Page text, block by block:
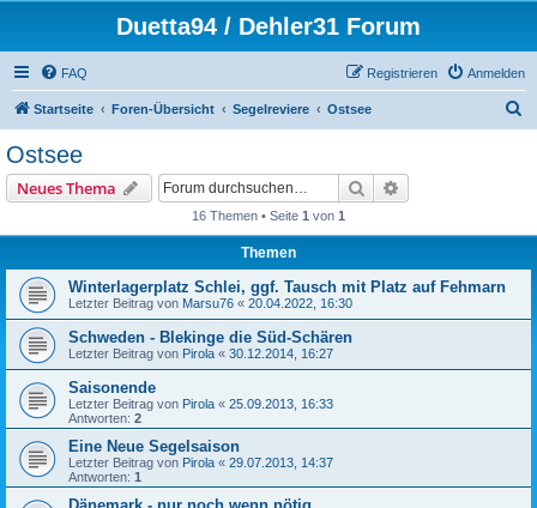
Duetta94 / Dehler31 Forum
FAQ Anmelden
Registrieren
Startseite Foren-Übersicht Segelreviere Ostsee
Ostsee
Neues Thema Suche
16 Themen • Seite 1 von 1
Themen
Winterlagerplatz Schlei, ggf. Tausch mit Platz auf Fehmarn
Letzter Beitrag von Marsu76 « 20.04.2022, 16:30
Schweden - Blekinge die Süd-Schären
Letzter Beitrag von Pirola « 30.12.2014, 16:27
Saisonende
Letzter Beitrag von Pirola « 25.09.2013, 16:33
Antworten: 2
Eine Neue Segelsaison
Letzter Beitrag von Pirola « 29.07.2013, 14:37
Antworten: 1